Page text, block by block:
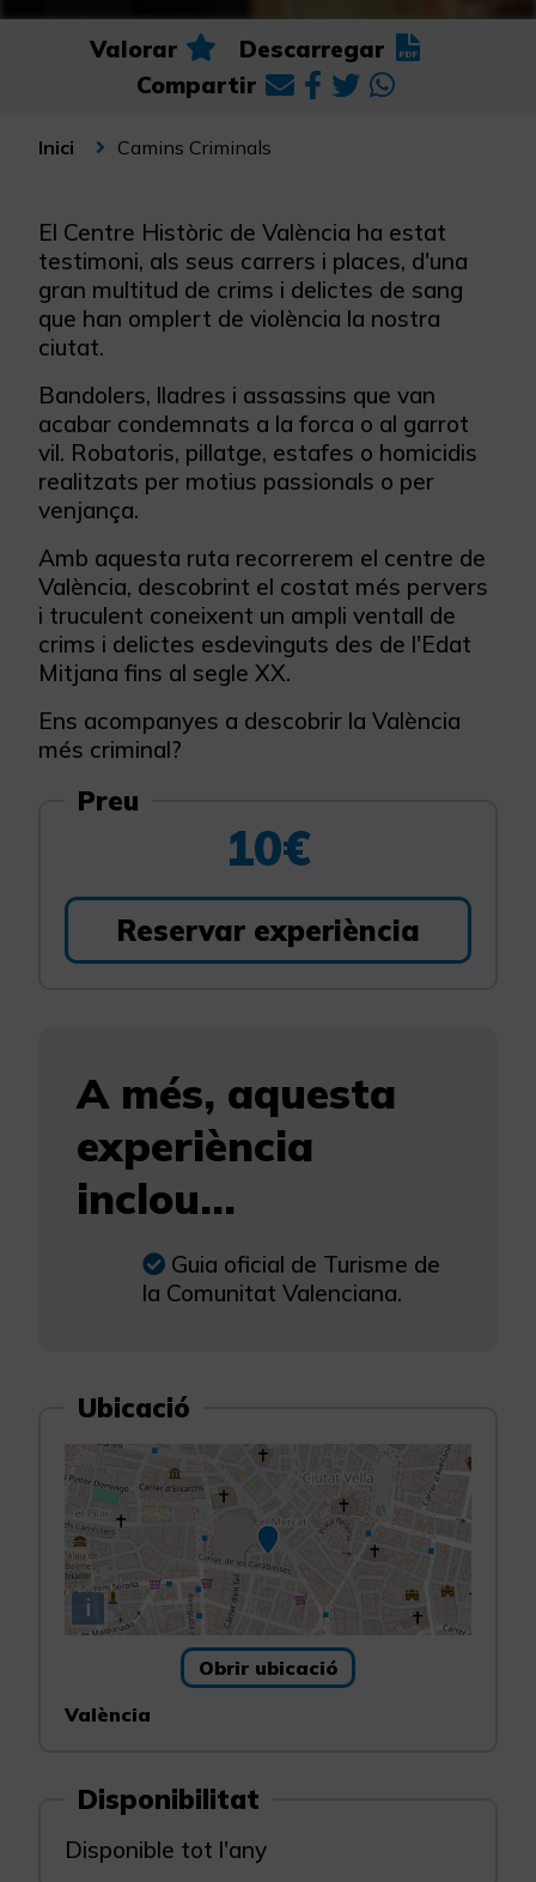
Valorar
Descarregar
Compartir
Inici Camins Criminals
El Centre Històric de València ha estat
testimoni, als seus carrers i places, d'una
gran multitud de crims i delictes de sang
que han omplert de violència la nostra
ciutat.
Bandolers, lladres i assassins que van
acabar condemnats a la forca o al garrot
vil. Robatoris, pillatge, estafes o homicidis
realitzats per motius passionals o per
venjança.
Amb aquesta ruta recorrerem el centre de
València, descobrint el costat més pervers
i truculent coneixent un ampli ventall de
crims i delictes esdevinguts des de l'Edat
Mitjana fins al segle XX.
Ens acompanyes a descobrir la València
més criminal?
Preu
10€
Reservar experiència
A més, aquesta
experiència
inclou...
Guia oficial de Turisme de
la Comunitat Valenciana.
Ubicació
i
Obrir ubicació
València
Disponibilitat
Disponible tot l'any